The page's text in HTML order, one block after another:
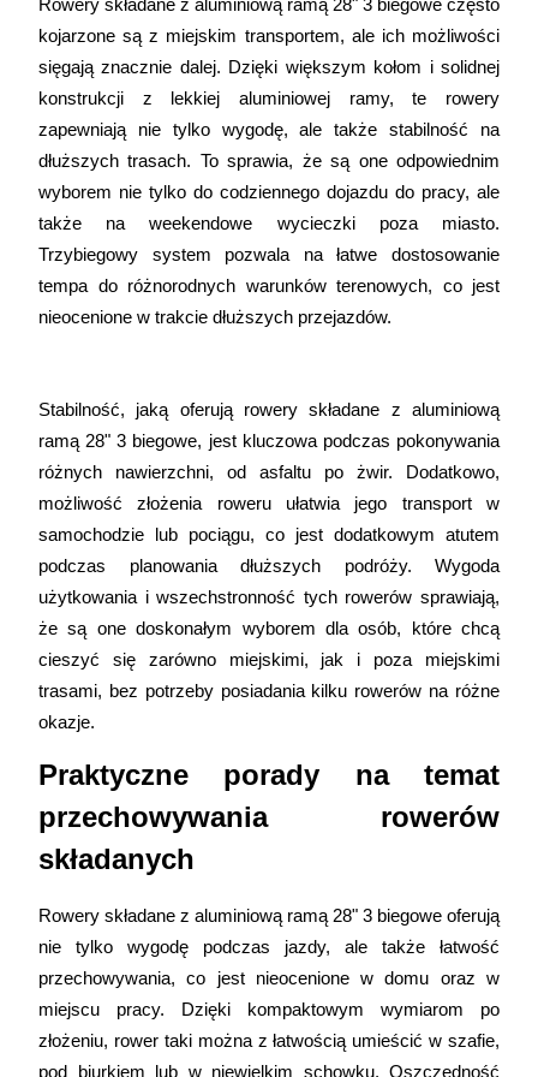
Rowery składane z aluminiową ramą 28" 3 biegowe często
kojarzone są z miejskim transportem, ale ich możliwości
sięgają znacznie dalej. Dzięki większym kołom i solidnej
konstrukcji z lekkiej aluminiowej ramy, te rowery
zapewniają nie tylko wygodę, ale także stabilność na
dłuższych trasach. To sprawia, że są one odpowiednim
wyborem nie tylko do codziennego dojazdu do pracy, ale
także na weekendowe wycieczki poza miasto.
Trzybiegowy system pozwala na łatwe dostosowanie
tempa do różnorodnych warunków terenowych, co jest
nieocenione w trakcie dłuższych przejazdów.
Stabilność, jaką oferują rowery składane z aluminiową
ramą 28" 3 biegowe, jest kluczowa podczas pokonywania
różnych nawierzchni, od asfaltu po żwir. Dodatkowo,
możliwość złożenia roweru ułatwia jego transport w
samochodzie lub pociągu, co jest dodatkowym atutem
podczas planowania dłuższych podróży. Wygoda
użytkowania i wszechstronność tych rowerów sprawiają,
że są one doskonałym wyborem dla osób, które chcą
cieszyć się zarówno miejskimi, jak i poza miejskimi
trasami, bez potrzeby posiadania kilku rowerów na różne
okazje.
Praktyczne porady na temat
przechowywania rowerów
składanych
Rowery składane z aluminiową ramą 28" 3 biegowe oferują
nie tylko wygodę podczas jazdy, ale także łatwość
przechowywania, co jest nieocenione w domu oraz w
miejscu pracy. Dzięki kompaktowym wymiarom po
złożeniu, rower taki można z łatwością umieścić w szafie,
pod biurkiem lub w niewielkim schowku. Oszczędność